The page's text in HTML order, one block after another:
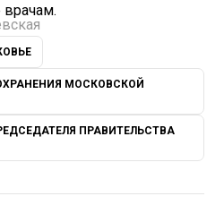
МОСКОВСКОЙ
ПРАВИТЕЛЬСТВА